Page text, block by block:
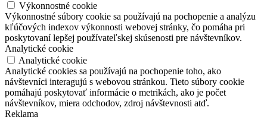
Výkonnostné cookie
Výkonnostné súbory cookie sa používajú na pochopenie a analýzu
kľúčových indexov výkonnosti webovej stránky, čo pomáha pri
poskytovaní lepšej používateľskej skúsenosti pre návštevníkov.
Analytické cookie
Analytické cookie
Analytické cookies sa používajú na pochopenie toho, ako
návštevníci interagujú s webovou stránkou. Tieto súbory cookie
pomáhajú poskytovať informácie o metrikách, ako je počet
návštevníkov, miera odchodov, zdroj návštevnosti atď.
Reklama